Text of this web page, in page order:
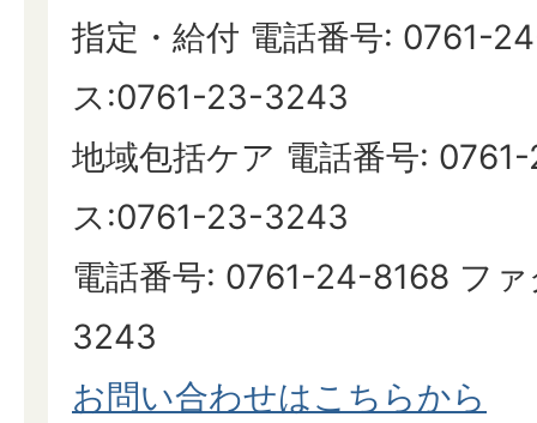
指定・給付 電話番号: 0761-
ス:0761-23-3243
地域包括ケア 電話番号:
ス:0761-23-3243
電話番号: 0761-24-8168 フ
3243
お問い合わせはこちらから